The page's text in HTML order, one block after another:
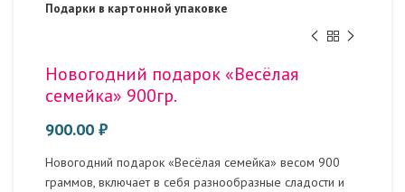
Подарки в картонной упаковке
Новогодний подарок «Весёлая
семейка» 900гр.
900.00 ₽
Новогодний подарок «Весёлая семейка» весом 900
граммов, включает в себя разнообразные сладости и